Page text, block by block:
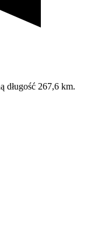
długość 267,6 km.